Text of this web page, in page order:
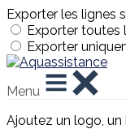
Exporter les lignes
Exporter toutes
Exporter
Menu
Ajoutez un logo,